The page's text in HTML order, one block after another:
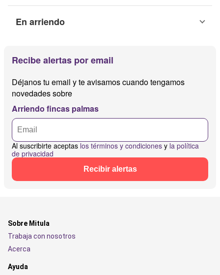
En arriendo
Recibe alertas por email
Déjanos tu email y te avisamos cuando tengamos
novedades sobre
Arriendo fincas palmas
Al suscribirte aceptas los términos y condiciones y la política
de privacidad
Recibir alertas
Sobre Mitula
Trabaja con nosotros
Acerca
Ayuda